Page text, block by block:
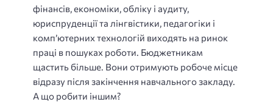
фінансів, економіки, обліку і аудиту,
юриспруденції та лінгвістики, педагогіки і
комп’ютерних технологій виходять на ринок
праці в пошуках роботи. Бюджетникам
щастить більше. Вони отримують робоче місце
відразу після закінчення навчального закладу.
А що робити іншим?